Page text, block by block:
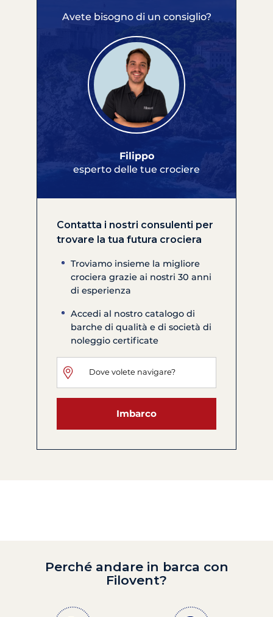
Avete bisogno di un consiglio?
Filippo
esperto delle tue crociere
Contatta i nostri consulenti per
trovare la tua futura crociera
Troviamo insieme la migliore
crociera grazie ai nostri 30 anni
di esperienza
Accedi al nostro catalogo di
barche di qualità e di società di
noleggio certificate
Imbarco
Perché andare in barca con
Filovent?